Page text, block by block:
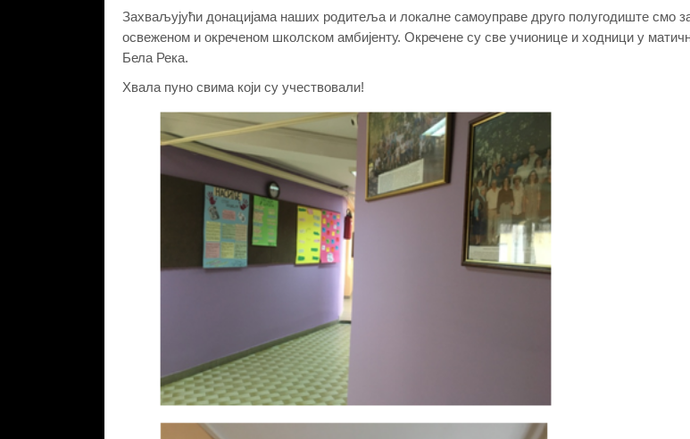
Захваљујући донацијама наших родитеља и локалне самоуправе друго полугодиште смо
освеженом и окреченом школском амбијенту. Окречене су све учионице и ходници у
Бела Река.
Хвала пуно свима који су учествовали!